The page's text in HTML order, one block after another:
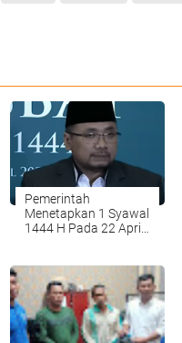
Pemerintah
Menetapkan 1 Syawal
1444 H Pada 22 April